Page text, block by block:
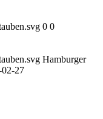
0 0
Hamburger
02-27